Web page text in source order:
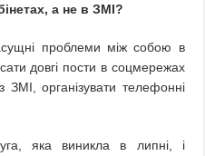
а не в ЗМІ?
проблеми між собою в
довгі пости в соцмережах
ЗМІ, організувати телефонні
яка виникла в липні, і